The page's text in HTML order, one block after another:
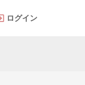
ログイン